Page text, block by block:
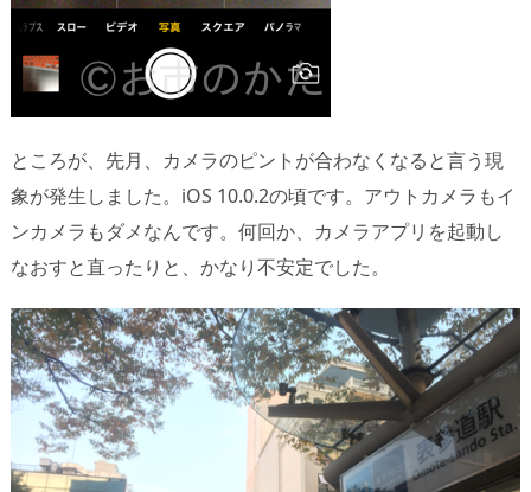
ところが、先月、カメラのピントが合わなくなると言う現
象が発生しました。iOS 10.0.2の頃です。アウトカメラもイ
ンカメラもダメなんです。何回か、カメラアプリを起動し
なおすと直ったりと、かなり不安定でした。